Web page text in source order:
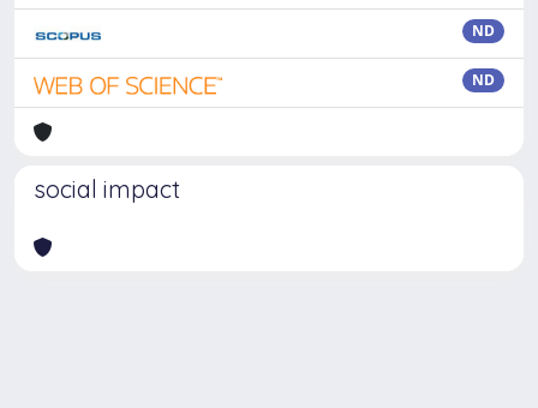
ND
ND
social impact